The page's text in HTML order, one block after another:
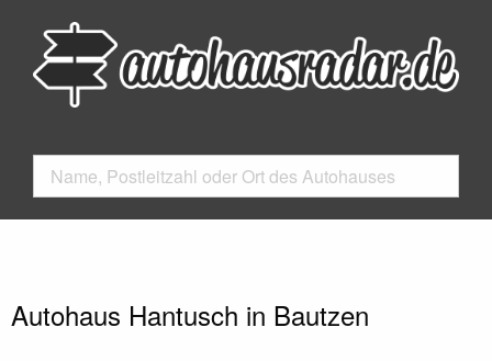
Autohaus Hantusch in Bautzen